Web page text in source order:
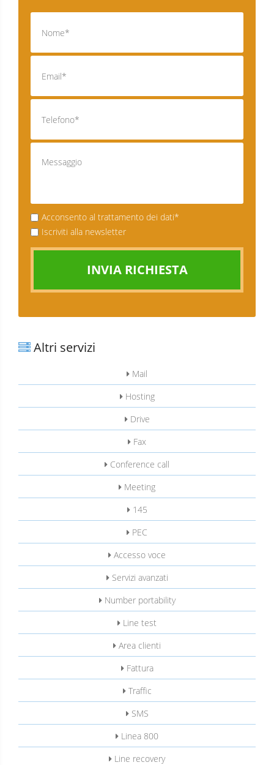
Acconsento al trattamento dei dati*
Iscriviti alla newsletter
INVIA RICHIESTA
Altri servizi
Mail
Hosting
Drive
Fax
Conference call
Meeting
145
PEC
Accesso voce
Servizi avanzati
Number portability
Line test
Area clienti
Fattura
Traffic
SMS
Linea 800
Line recovery